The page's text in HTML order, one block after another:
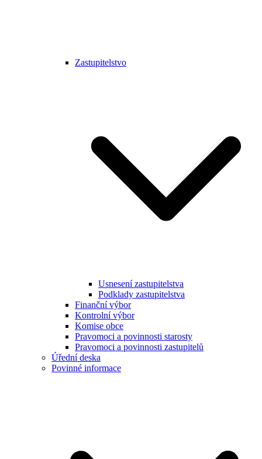
Zastupitelstvo
Usnesení zastupitelstva
Podklady zastupitelstva
Finanční výbor
Kontrolní výbor
Komise obce
Pravomoci a povinnosti starosty
Pravomoci a povinnosti zastupitelů
Úřední deska
Povinné informace